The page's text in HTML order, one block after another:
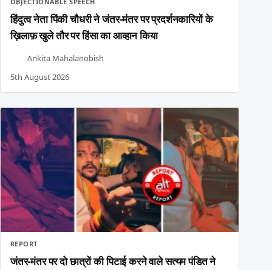
हिंदुत्व नेता पिंकी चौधरी ने जंतर-मंतर पर प्रदर्शनकारियों के
ख़िलाफ़ खुले तौर पर हिंसा का आव्हान किया
Ankita Mahalanobish
5th August 2026
REPORT
जंतर-मंतर पर दो छात्रों की पिटाई करने वाले सत्यम पंडित ने